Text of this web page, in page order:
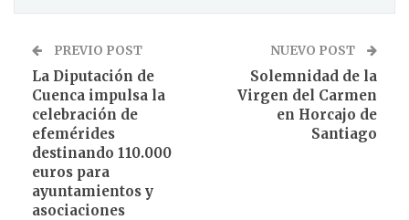
PREVIO POST
La Diputación de
Cuenca impulsa la
celebración de
efemérides
destinando 110.000
euros para
ayuntamientos y
asociaciones
NUEVO POST
Solemnidad de la
Virgen del Carmen
en Horcajo de
Santiago